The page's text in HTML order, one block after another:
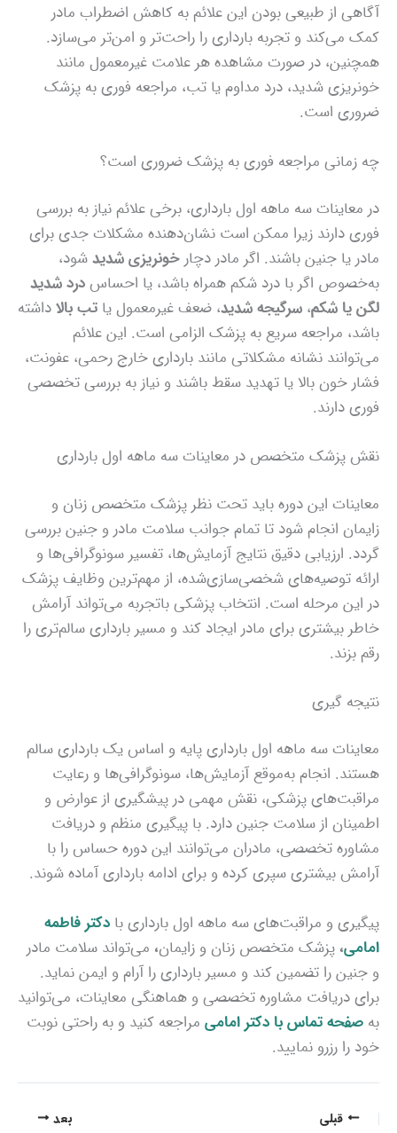
آگاهی از طبیعی بودن این علائم به کاهش اضطراب مادر
کمک می‌کند و تجربه بارداری را راحت‌تر و امن‌تر می‌سازد.
همچنین، در صورت مشاهده هر علامت غیرمعمول مانند
خونریزی شدید، درد مداوم یا تب، مراجعه فوری به پزشک
ضروری است.
چه زمانی مراجعه فوری به پزشک ضروری است؟
در معاینات سه ماهه اول بارداری، برخی علائم نیاز به بررسی
فوری دارند زیرا ممکن است نشان‌دهنده مشکلات جدی برای
مادر یا جنین باشند. اگر مادر دچارخونریزی شدیدشود،
به‌خصوص اگر با درد شکم همراه باشد، یا احساس درد شدید
لگن یا شکم، سرگیجه شدید، ضعف غیرمعمول یا تب بالاداشته
باشد، مراجعه سریع به پزشک الزامی است. این علائم
می‌توانند نشانه مشکلاتی مانند بارداری خارج رحمی، عفونت،
فشار خون بالا یا تهدید سقط باشند و نیاز به بررسی تخصصی
فوری دارند.
نقش پزشک متخصص در معاینات سه ماهه اول بارداری
معاینات این دوره باید تحت نظر پزشک متخصص زنان و
زایمان انجام شود تا تمام جوانب سلامت مادر و جنین بررسی
گردد. ارزیابی دقیق نتایج آزمایش‌ها، تفسیر سونوگرافی‌ها و
ارائه توصیه‌های شخصی‌سازی‌شده، از مهم‌ترین وظایف پزشک
در این مرحله است. انتخاب پزشکی باتجربه می‌تواند آرامش
خاطر بیشتری برای مادر ایجاد کند و مسیر بارداری سالم‌تری را
رقم بزند.
نتیجه‌ گیری
معاینات سه ماهه اول بارداری پایه و اساس یک بارداری سالم
هستند. انجام به‌موقع آزمایش‌ها، سونوگرافی‌ها و رعایت
مراقبت‌های پزشکی، نقش مهمی در پیشگیری از عوارض و
اطمینان از سلامت جنین دارد. با پیگیری منظم و دریافت
مشاوره تخصصی، مادران می‌توانند این دوره حساس را با
آرامش بیشتری سپری کرده و برای ادامه بارداری آماده شوند.
پیگیری و مراقبت‌های سه ماهه اول بارداری با دکتر فاطمه
امامی، پزشک متخصص زنان و زایمان، می‌تواند سلامت مادر
و جنین را تضمین کند و مسیر بارداری را آرام و ایمن نماید.
برای دریافت مشاوره تخصصی و هماهنگی معاینات، می‌توانید
به صفحه تماس با دکتر امامی مراجعه کنید و به راحتی نوبت
خود را رزرو نمایید.
قبلی بعد